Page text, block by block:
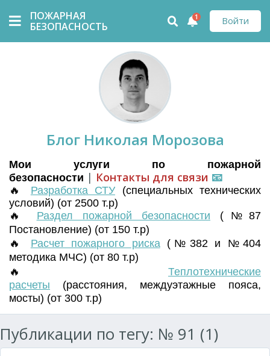
ПОЖАРНАЯ
БЕЗОПАСНОСТЬ
Войти
1
Блог Николая Морозова
Мои услуги по пожарной
безопасности | Контакты для связи 📧
🔥 Разработка СТУ (специальных технических
условий) (от 2500 т.р)
🔥 Раздел пожарной безопасности (№87
Постановление) (от 150 т.р)
🔥 Расчет пожарного риска(№382 и №404
методика МЧС) (от 80 т.р)
🔥 Теплотехнические
расчеты (расстояния, междуэтажные пояса,
мосты) (от 300 т.р)
Публикации по тегу: № 91 (1)